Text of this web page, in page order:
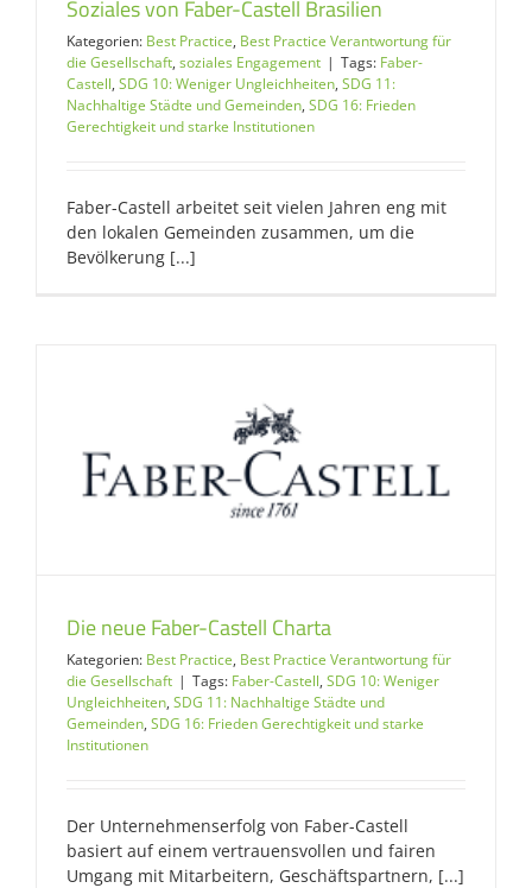
Soziales von Faber-Castell Brasilien
Kategorien: Best Practice, Best Practice Verantwortung für
die Gesellschaft, soziales Engagement | Tags: Faber-
Castell, SDG 10: Weniger Ungleichheiten, SDG 11:
Nachhaltige Städte und Gemeinden, SDG 16: Frieden
Gerechtigkeit und starke Institutionen
Faber-Castell arbeitet seit vielen Jahren eng mit
den lokalen Gemeinden zusammen, um die
Bevölkerung [...]
Die neue Faber-Castell Charta
Kategorien: Best Practice, Best Practice Verantwortung für
die Gesellschaft | Tags: Faber-Castell, SDG 10: Weniger
Ungleichheiten, SDG 11: Nachhaltige Städte und
Gemeinden, SDG 16: Frieden Gerechtigkeit und starke
Institutionen
Der Unternehmenserfolg von Faber-Castell
basiert auf einem vertrauensvollen und fairen
Umgang mit Mitarbeitern, Geschäftspartnern, [...]